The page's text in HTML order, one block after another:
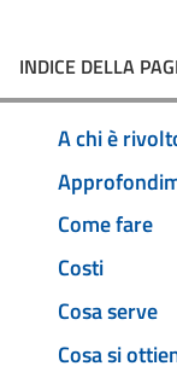
INDICE DELLA
A chi è
Come fare
Costi
Cosa serve
Cosa si